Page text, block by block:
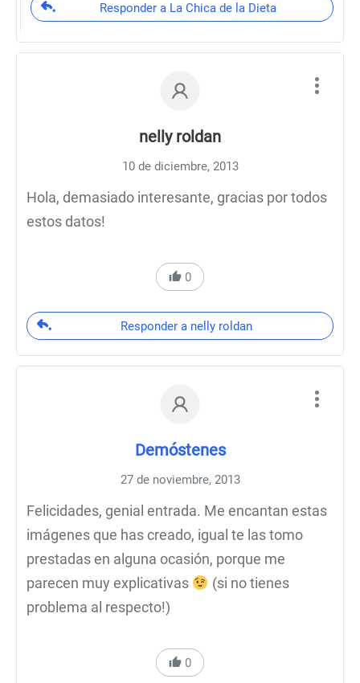
Responder a La Chica de la Dieta
nelly roldan
10 de diciembre, 2013
Hola, demasiado interesante, gracias por todos
estos datos!
0
Responder a nelly roldan
Demóstenes
27 de noviembre, 2013
Felicidades, genial entrada. Me encantan estas
imágenes que has creado, igual te las tomo
prestadas en alguna ocasión, porque me
parecen muy explicativas
(si no tienes
problema al respecto!)
0